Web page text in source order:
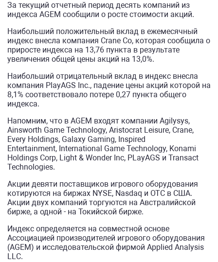
За текущий отчетный период десять компаний из
индекса AGEM сообщили о росте стоимости акций.
Наибольший положительный вклад в ежемесячный
индекс внесла компания Crane Co, которая сообщила о
приросте индекса на 13,76 пункта в результате
увеличения общей цены акций на 13,0%.
Наибольший отрицательный вклад в индекс внесла
компания PlayAGS Inc., падение цены акций которой на
8,1% соответствовало потере 0,27 пункта общего
индекса.
Напомним, что в AGEM входят компании Agilysys,
Ainsworth Game Technology, Aristocrat Leisure, Crane,
Every Holdings, Galaxy Gaming, Inspired
Entertainment, International Game Technology, Konami
Holdings Corp, Light & Wonder Inc, PLayAGS и Transact
Technologies.
Акции девяти поставщиков игрового оборудования
котируются на биржах NYSE, Nasdaq и OTC в США.
Акции двух компаний торгуются на Австралийской
бирже, а одной - на Токийской бирже.
Индекс определяется на совместной основе
Ассоциацией производителей игрового оборудования
(AGEM) и исследовательской фирмой Applied Analysis
LLC.